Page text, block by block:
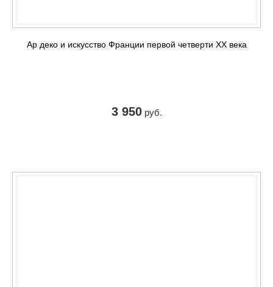
Ар деко и искусство Франции первой четверти XX века
3 950руб.